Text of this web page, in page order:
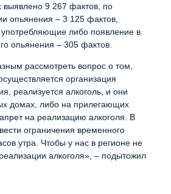
выявлено 9 267 фактов, по
опьянения – 3 125 фактов,
либо появление в
опьянения – 305 фактов.
рассмотреть вопрос о том,
организация
реализуется алкоголь, и они
домах, либо на прилегающих
на реализацию алкоголя. В
ограничения временного
утра. Чтобы у нас в регионе не
алкоголя», – подытожил